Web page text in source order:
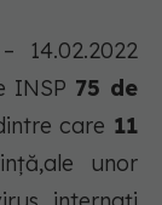
14.02.2022
INSP 75 de
care 11
unor